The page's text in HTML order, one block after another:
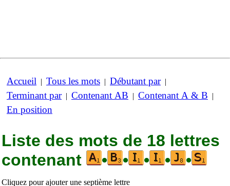
Accueil | Tous les mots | Débutant par|
Terminant par| Contenant AB | Contenant A & B |
En position
Liste des mots de 18 lettres
contenant
• • • • •
Cliquez pour ajouter une septième lettre